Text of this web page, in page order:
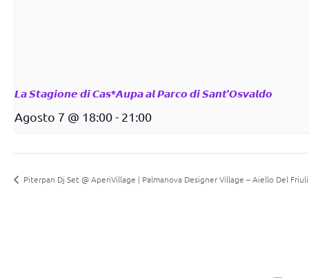
𝙇𝙖 𝙎𝙩𝙖𝙜𝙞𝙤𝙣𝙚 𝙙𝙞 𝘾𝙖𝙨*𝘼𝙪𝙥𝙖 𝙖𝙡 𝙋𝙖𝙧𝙘𝙤 𝙙𝙞 𝙎𝙖𝙣𝙩’𝙊𝙨𝙫𝙖𝙡𝙙𝙤
Agosto 7 @ 18:00- 21:00
Piterpan Dj Set @ AperiVillage | Palmanova Designer Village – Aiello Del